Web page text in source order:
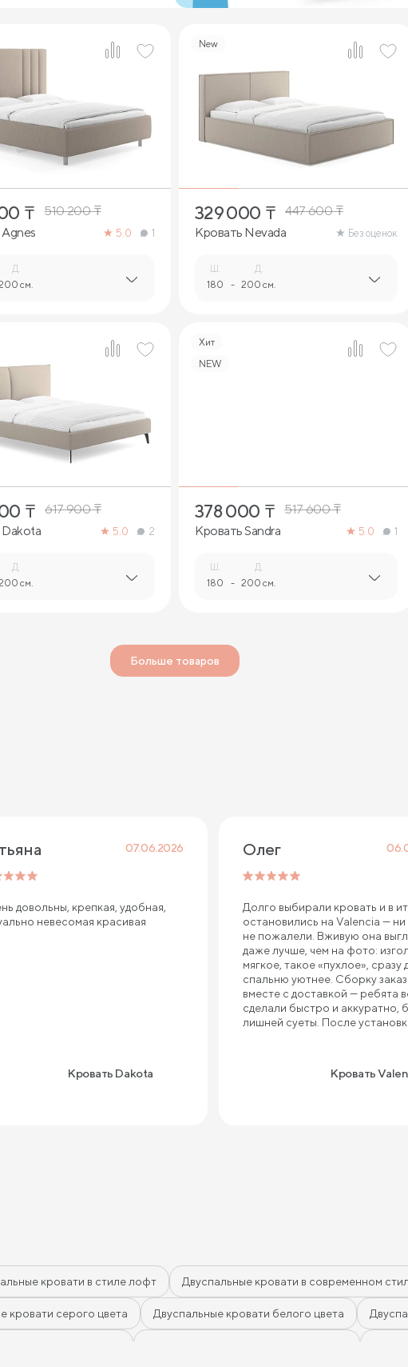
4
₸ 510 200₸
5.0 1
Д.
200 см.
New
4
329 000 ₸ 447 600₸
Кровать Nevada
Без оценок
Ш.
180 -
Д.
200 см.
₸ 617 900₸
5.0 2
Д.
200 см.
Хит
NEW
378 000 ₸ 517 600₸
Кровать Sandra
5.0 1
Ш.
180 -
Д.
200 см.
Больше товаров
07.06.2026
довольны, крепкая, удобная,
невесомая красивая
Кровать Dakota
Олег
Долго выбирали кровать и в
остановились на Valencia — ни
не пожалели. Вживую она
даже лучше, чем на фото:
мягкое, такое «пухлое», сразу
спальню уютнее. Сборку
вместе с доставкой — ребята
сделали быстро и аккуратно,
лишней суеты. После
качественно, не создаёт
массивным. В остальном всё
кровать своих денег точно
Если ищете что-то
уютное — хороший вариант
Кровать
кровати в стиле лофт Двуспальные кровати в современном
кровати серого цвета Двуспальные кровати белого цвета